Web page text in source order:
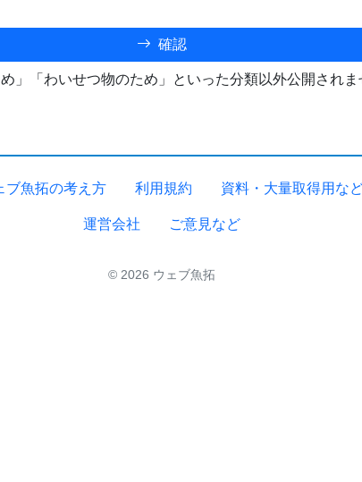
確認
」「わいせつ物のため」といった分類以外公開され
ブ魚拓の考え方 利用規約 資料・大量取得用な
運営会社 ご意見など
© 2026 ウェブ魚拓